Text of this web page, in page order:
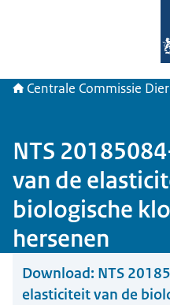
Centrale Commissie
NTS
van de
biologische
hersenen
Download: NTS
elasticiteit van de